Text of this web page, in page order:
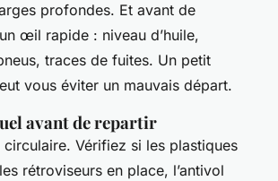
profondes. Et avant de
œil rapide : niveau d’huile,
traces de fuites. Un petit
vous éviter un mauvais départ.
avant de repartir
Vérifiez si les plastiques
rétroviseurs en place, l’antivol